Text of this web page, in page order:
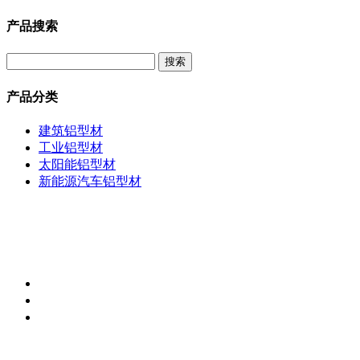
产品搜索
产品分类
建筑铝型材
工业铝型材
太阳能铝型材
新能源汽车铝型材